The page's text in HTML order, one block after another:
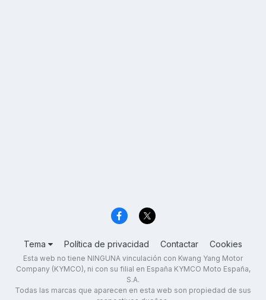
Tema Política de privacidad Contactar Cookies
Esta web no tiene NINGUNA vinculación con Kwang Yang Motor
Company (KYMCO), ni con su filial en España KYMCO Moto España,
S.A.
Todas las marcas que aparecen en esta web son propiedad de sus